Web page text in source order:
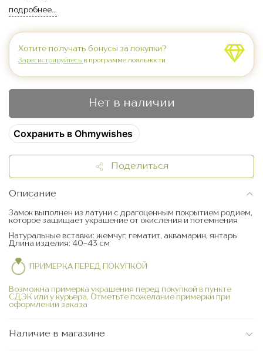
подробнее...
Хотите получать бонусы за покупки?
Зарегистрируйтесь в программе лояльности
Нет в наличии
Сохранить в Ohmywishes
Поделиться
Описание
Замок выполнен из латуни c драгоценным покрытием родием,
которое защищает украшение от окисления и потемнения
Натуральные вставки: жемчуг, гематит, аквамарин, янтарь
Длина изделия: 40-43 см
ПРИМЕРКА ПЕРЕД ПОКУПКОЙ
Возможна примерка украшения перед покупкой в пункте
СДЭК или у курьера. Отметьте пожелание примерки при
оформлении заказа
Наличие в магазине